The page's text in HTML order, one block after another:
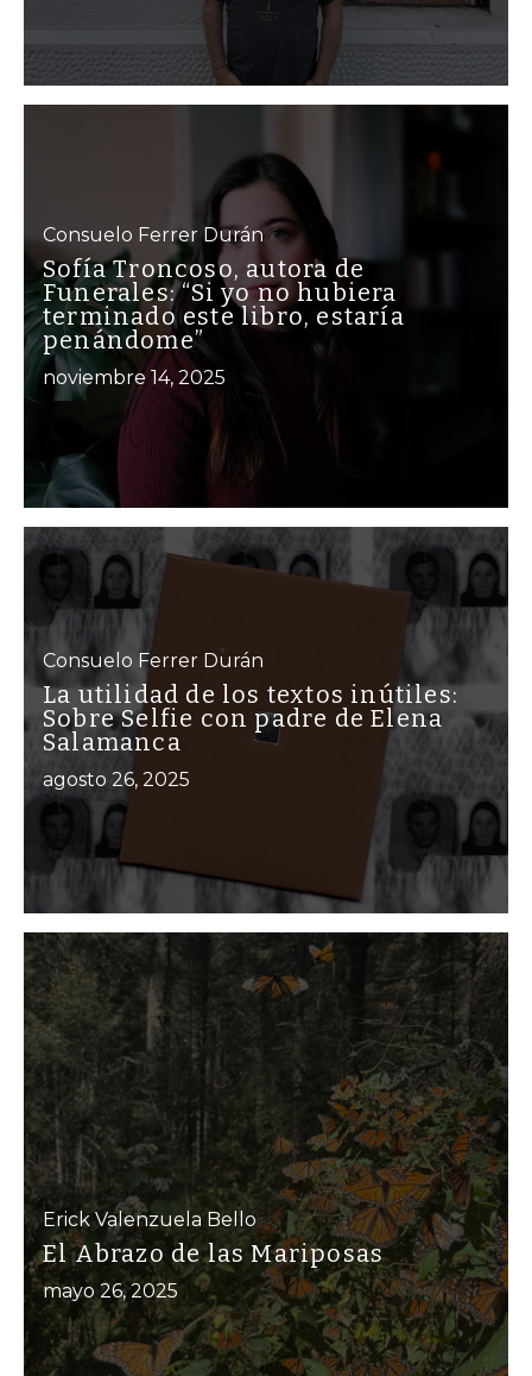
Consuelo Ferrer Durán
Sofía Troncoso, autora de
Funerales: “Si yo no hubiera
terminado este libro, estaría
penándome”
noviembre 14, 2025
Consuelo Ferrer Durán
La utilidad de los textos inútiles:
Sobre Selfie con padre de Elena
Salamanca
agosto 26, 2025
Erick Valenzuela Bello
El Abrazo de las Mariposas
mayo 26, 2025